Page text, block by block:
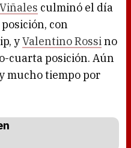
culminó el día
con
yValentino Rossino
cuarta posición. Aún
mucho tiempo por